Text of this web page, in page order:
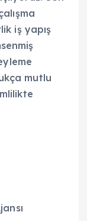
iş yapış
mutlu